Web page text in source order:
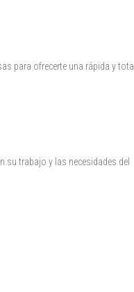
para ofrecerte una rápida y total
trabajo y las necesidades del